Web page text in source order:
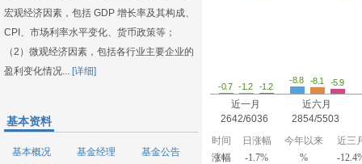
宏观经济因素，包括 GDP 增长率及其构成、
CPI、市场利率水平变化、货币政策等；
（2）微观经济因素，包括各行业主要企业的
盈利变化情况... [详细]
基本资料
基本概况 基金经理
基金公告
-0.7 -1.2 -1.2
近一月
2642/6036
-8.8 -8.1 -5.9
近六月
2854/5503
时间
日涨幅 今年以来
近三
涨幅
-1.7% %
-